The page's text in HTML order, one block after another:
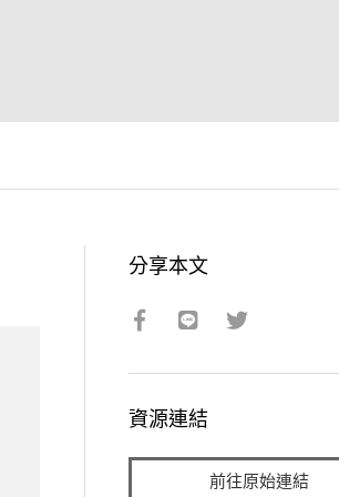
分享本文
資源連結
前往原始連結